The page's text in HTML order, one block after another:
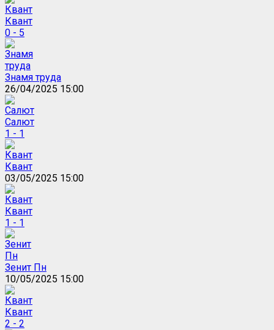
Квант
0 - 5
Знамя труда
26/04/2025 15:00
Салют
1 - 1
Квант
03/05/2025 15:00
Квант
1 - 1
Зенит Пн
10/05/2025 15:00
Квант
2 - 2